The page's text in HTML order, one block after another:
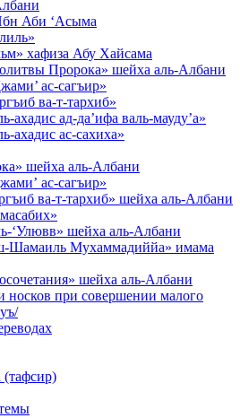
Аби ‘Асыма
хафиза Абу Хайсама
Пророка» шейха аль-Албани
ас-сагъир»
ва-т-тархиб»
ахадис ад-да’ифа валь-мауду’а»
ахадис ас-сахиха»
шейха аль-Албани
ас-сагъир»
ва-т-тархиб» шейха аль-Албани
‘Улювв» шейха аль-Албани
Шамаиль Мухаммадиййа» имама
шейха аль-Албани
носков при совершении малого
(тафсир)